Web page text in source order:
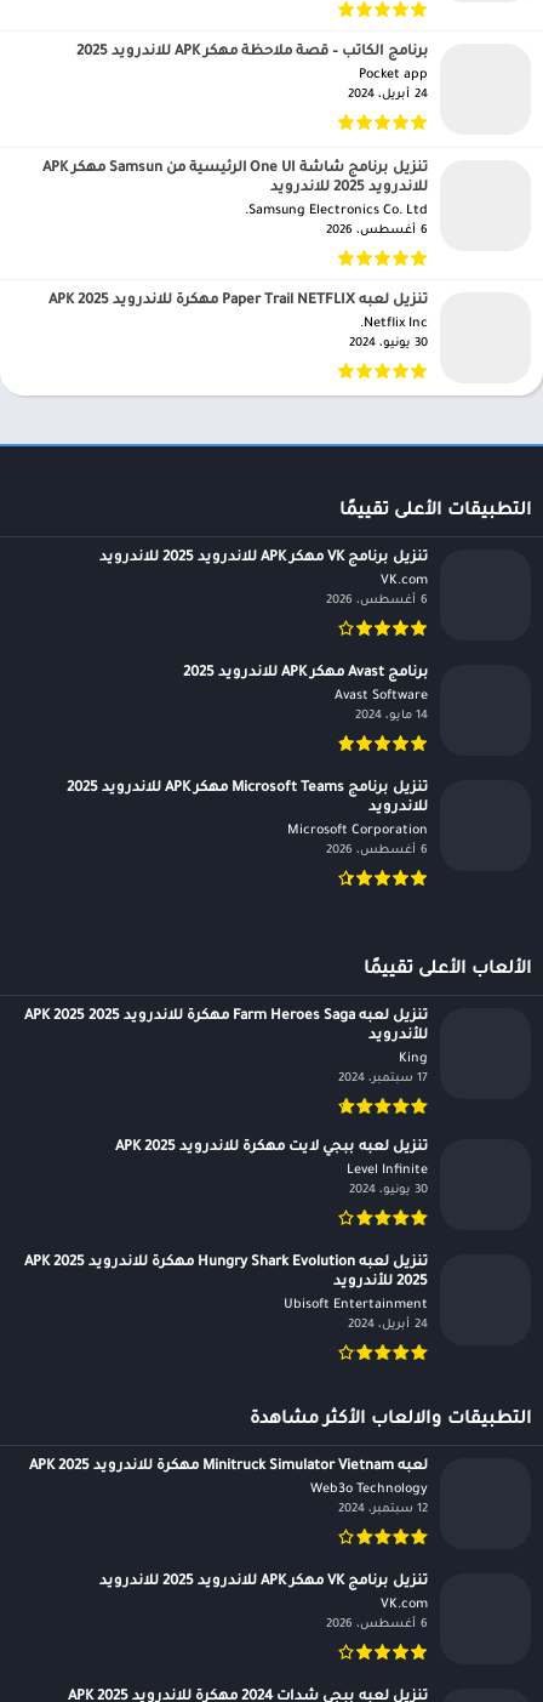
برنامج الكاتب – قصة ملاحظة مهكر APK للاندرويد 2025
Pocket app‏
24 أبريل، 2024
تنزيل برنامج شاشة One UI الرئيسية من Samsun مهكر APK
للاندرويد 2025 للاندرويد
Samsung Electronics Co. Ltd.‏
6 أغسطس، 2026
تنزيل لعبه Paper Trail NETFLIX مهكرة للاندرويد APK 2025
Netflix Inc.‏
30 يونيو، 2024
التطبيقات الأعلى تقييمًا
تنزيل برنامج VK مهكر APK للاندرويد 2025 للاندرويد
VK.com‏
6 أغسطس، 2026
برنامج Avast مهكر APK للاندرويد 2025
Avast Software‏
14 مايو، 2024
تنزيل برنامج Microsoft Teams مهكر APK للاندرويد 2025
للاندرويد
Microsoft Corporation‏
6 أغسطس، 2026
الألعاب الأعلى تقييمًا
تنزيل لعبه Farm Heroes Saga مهكرة للاندرويد APK 2025 2025
للأندرويد
King‏
17 سبتمبر، 2024
تنزيل لعبه ببجي لايت مهكرة للاندرويد APK 2025
Level Infinite‏
30 يونيو، 2024
تنزيل لعبه Hungry Shark Evolution مهكرة للاندرويد APK 2025
2025 للأندرويد
Ubisoft Entertainment‏
24 أبريل، 2024
التطبيقات والالعاب الأكثر مشاهدة
لعبه Minitruck Simulator Vietnam مهكرة للاندرويد APK 2025
Web3o Technology‏
12 سبتمبر، 2024
تنزيل برنامج VK مهكر APK للاندرويد 2025 للاندرويد
VK.com‏
6 أغسطس، 2026
تنزيل لعبه ببجي شدات 2024 مهكرة للاندرويد APK 2025